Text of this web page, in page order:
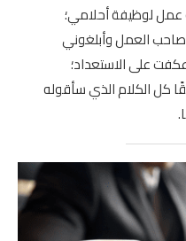
لوظيفة أحلامي؛
العمل وأبلغوني
على الاستعداد؛
كل الكلام الذي سأقوله